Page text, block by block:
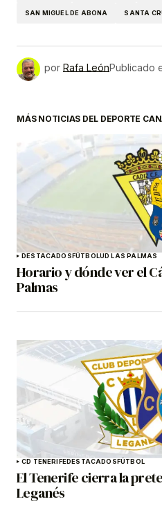
SAN MIGUEL DE ABONA SANTA
por Rafa LeónPublicado
MÁS NOTICIAS DEL DEPORTE
DESTACADOSFÚTBOLUD LAS PALMAS
Horario y dónde ver el
Palmas
CD TENERIFEDESTACADOSFÚTBOL
El Tenerife cierra la
Leganés